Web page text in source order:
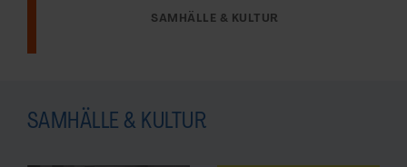
SAMHÄLLE & KULTUR
SAMHÄLLE & KULTUR